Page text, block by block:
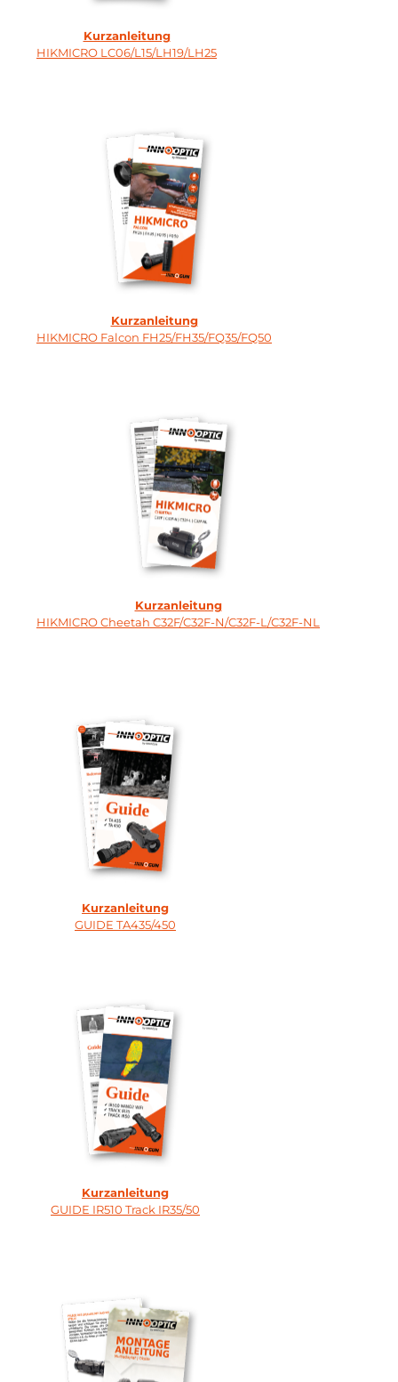
Kurzanleitung
HIKMICRO LC06/L15/LH19/LH25
Kurzanleitung
HIKMICRO Falcon FH25/FH35/FQ35/FQ50
Kurzanleitung
HIKMICRO Cheetah C32F/C32F-N/C32F-L/C32F-NL
Kurzanleitung
GUIDE TA435/450
Kurzanleitung
GUIDE IR510 Track IR35/50